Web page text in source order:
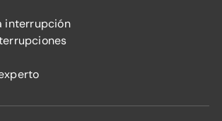
interrupción